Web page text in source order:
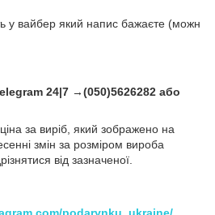
у вайбер який напис бажаєте (можн
24|7 →(050)5626282 або
за виріб, який зображено на
змін за розміром вироба
від зазначеної.
podarynku_ukraine/